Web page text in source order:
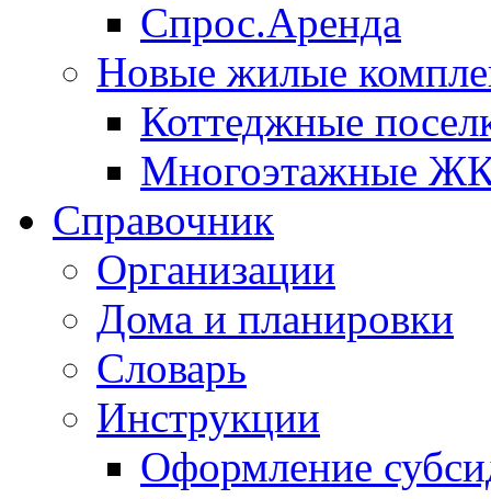
Спрос.Аренда
Новые жилые
Коттеджные
Многоэтажные
Справочник
Организации
Дома и планировки
Словарь
Инструкции
Оформление